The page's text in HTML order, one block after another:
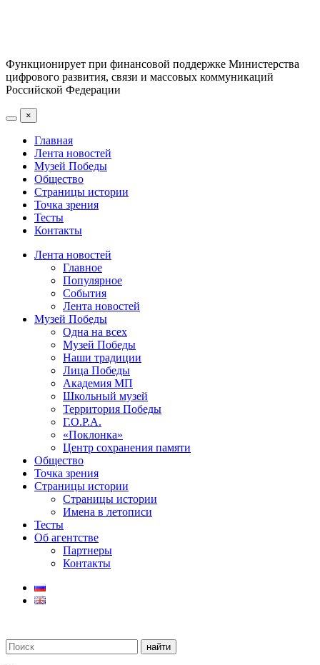
Функционирует при финансовой поддержке Министерства
цифрового развития, связи и массовых коммуникаций
Российской Федерации
×
Главная
Лента новостей
Музей Победы
Общество
Страницы истории
Точка зрения
Тесты
Контакты
Лента новостей
Главное
Популярное
События
Лента новостей
Музей Победы
Одна на всех
Музей Победы
Наши традиции
Лица Победы
Академия МП
Школьный музей
Территория Победы
Г.О.Р.А.
«Поклонка»
Центр сохранения памяти
Общество
Точка зрения
Страницы истории
Страницы истории
Имена в летописи
Тесты
Об агентстве
Партнеры
Контакты